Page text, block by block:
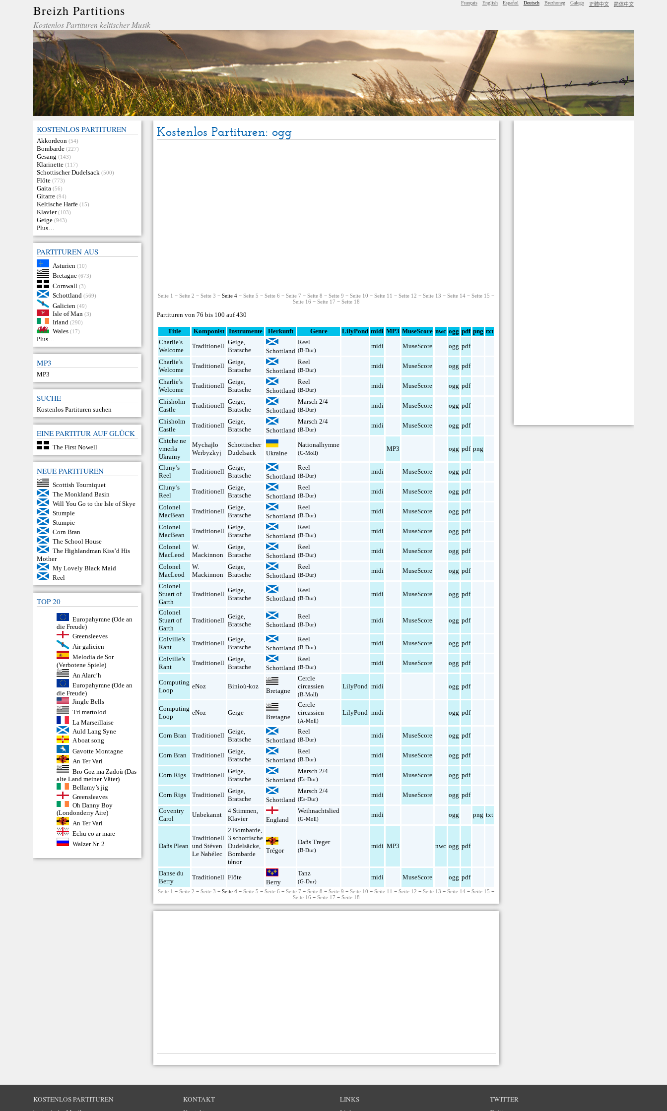
Breizh Partitions
Kostenlos Partituren keltischer Musik
Français English Español Deutsch Brezhoneg Galego 正體中文 简体中文
KOSTENLOS PARTITUREN
Akkordeon (54)
Bombarde (227)
Gesang (143)
Klarinette (117)
Schottischer Dudelsack (500)
Flöte (773)
Gaita (56)
Gitarre (94)
Keltische Harfe (15)
Klavier (103)
Geige (943)
Plus…
PARTITUREN AUS
Asturien (10)
Bretagne (673)
Cornwall (3)
Schottland (569)
Galicien (49)
Isle of Man (3)
Irland (290)
Wales (17)
Plus…
MP3
MP3
SUCHE
Kostenlos Partituren suchen
EINE PARTITUR AUF GLÜCK
The First Nowell
NEUE PARTITUREN
Scottish Tourniquet
The Monkland Basin
Will You Go to the Isle of Skye
Stumpie
Stumpie
Corn Bran
The School House
The Highlandman Kiss’d His
Mother
My Lovely Black Maid
Reel
TOP 20
Europahymne (Ode an
die Freude)
Greensleeves
Air galicien
Melodia de Sor
(Verbotene Spiele)
An Alarc’h
Europahymne (Ode an
die Freude)
Jingle Bells
Tri martolod
La Marseillaise
Auld Lang Syne
A boat song
Gavotte Montagne
An Ter Vari
Bro Goz ma Zadoù (Das
alte Land meiner Väter)
Bellamy’s jig
Greensleaves
Oh Danny Boy
(Londonderry Aire)
An Ter Vari
Echu eo ar mare
Walzer Nr. 2
Kostenlos Partituren: ogg
Seite 1 −Seite 2 −Seite 3 − Seite 4 −Seite 5 −Seite 6 −Seite 7 −Seite 8 −Seite 9 −Seite 10 −Seite 11 −Seite 12 −Seite 13 −Seite 14 −Seite 15 −
Seite 16 − Seite 17 − Seite 18
Partituren von 76 bis 100 auf 430
Title Komponist Instrumente Herkunft Genre LilyPond midi MP3 MuseScore nwc ogg pdf png txt
Charlie’s
Welcome
Traditionell
Geige
Bratsche
Schottland
Reel
(B-Dur)
midi MuseScore ogg pdf
Charlie’s
Welcome
Traditionell
Geige
Bratsche
Schottland
Reel
(B-Dur)
midi MuseScore ogg pdf
Charlie’s
Welcome
Traditionell
Geige
Bratsche
Schottland
Reel
(B-Dur)
midi MuseScore ogg pdf
Chisholm
Castle
Traditionell
Geige
Bratsche
Schottland
Marsch 2/4
(B-Dur)
midi MuseScore ogg pdf
Chisholm
Castle
Traditionell
Geige
Bratsche
Schottland
Marsch 2/4
(B-Dur)
midi MuseScore ogg pdf
Chtche ne
vmerla
Ukraïny
Mychajlo
Werbyzkyj
Schottischer
Dudelsack
Ukraine
Nationalhymne
(C-Moll)
MP3 ogg pdf png
Cluny’s
Reel
Traditionell
Geige
Bratsche
Schottland
Reel
(B-Dur)
midi MuseScore ogg pdf
Cluny’s
Reel
Traditionell
Geige
Bratsche
Schottland
Reel
(B-Dur)
midi MuseScore ogg pdf
Colonel
MacBean
Traditionell
Geige
Bratsche
Schottland
Reel
(B-Dur)
midi MuseScore ogg pdf
Colonel
MacBean
Traditionell
Geige
Bratsche
Schottland
Reel
(B-Dur)
midi MuseScore ogg pdf
Colonel
MacLeod
W.
Mackinnon
Geige
Bratsche
Schottland
Reel
(B-Dur)
midi MuseScore ogg pdf
Colonel
MacLeod
W.
Mackinnon
Geige
Bratsche
Schottland
Reel
(B-Dur)
midi MuseScore ogg pdf
Colonel
Stuart of
Garth
Traditionell
Geige
Bratsche
Schottland
Reel
(B-Dur)
midi MuseScore ogg pdf
Colonel
Stuart of
Garth
Traditionell
Geige
Bratsche
Schottland
Reel
(B-Dur)
midi MuseScore ogg pdf
Colville’s
Rant
Traditionell
Geige
Bratsche
Schottland
Reel
(B-Dur)
midi MuseScore ogg pdf
Colville’s
Rant
Traditionell
Geige
Bratsche
Schottland
Reel
(B-Dur)
midi MuseScore ogg pdf
Computing
Loop
eNoz Binioù-koz
Bretagne
Cercle
circassien
(B-Moll)
LilyPond midi ogg pdf
Computing
Loop
eNoz Geige
Bretagne
Cercle
circassien
(A-Moll)
LilyPond midi ogg pdf
Corn Bran Traditionell
Geige
Bratsche
Schottland
Reel
(B-Dur)
midi MuseScore ogg pdf
Corn Bran Traditionell
Geige
Bratsche
Schottland
Reel
(B-Dur)
midi MuseScore ogg pdf
Corn Rigs Traditionell
Geige
Bratsche
Schottland
Marsch 2/4
(Es-Dur)
midi MuseScore ogg pdf
Corn Rigs Traditionell
Geige
Bratsche
Schottland
Marsch 2/4
(Es-Dur)
midi MuseScore ogg pdf
Coventry
Carol
Unbekannt
4 Stimmen
Klavier
England
Weihnachtslied
(G-Moll)
midi ogg png txt
Dañs Plean
Traditionell
und Stéven
Le Nahélec
2 Bombarde
3 schottische
Dudelsäcke
Bombarde
ténor
Trégor
Dañs Treger
(B-Dur)
midi MP3 nwc ogg pdf
Danse du
Berry
Traditionell Flöte
Berry
Tanz
(G-Dur)
midi MuseScore ogg pdf
Seite 1 −Seite 2 −Seite 3 − Seite 4 −Seite 5 −Seite 6 −Seite 7 −Seite 8 −Seite 9 −Seite 10 −Seite 11 −Seite 12 −Seite 13 −Seite 14 −Seite 15 −
Seite 16 − Seite 17 − Seite 18
KOSTENLOS PARTITUREN KONTAKT LINKS TWITTER